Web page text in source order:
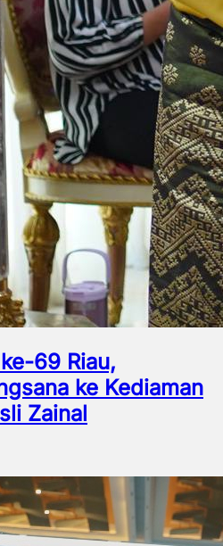
69 Riau,
ke Kediaman
Zainal